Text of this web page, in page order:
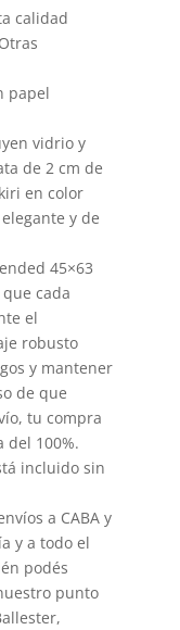
calidad
papel
vidrio y
de 2 cm de
en color
y de
45×63
cada
el
robusto
y mantener
de que
tu compra
del 100%.
incluido sin
a CABA y
y a todo el
podés
punto